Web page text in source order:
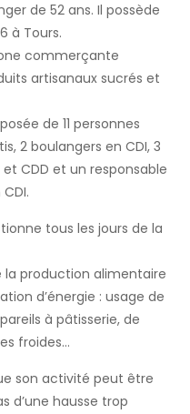
de 52 ans. Il possède
à Tours.
commerçante
artisanaux sucrés et
de 11 personnes
2 boulangers en CDI, 3
CDD et un responsable
tous les jours de la
la production alimentaire
d’énergie : usage de
à pâtisserie, de
froides…
son activité peut être
d’une hausse trop